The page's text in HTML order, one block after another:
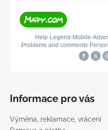
Informace pro vás
Výměna, reklamace, vrácení